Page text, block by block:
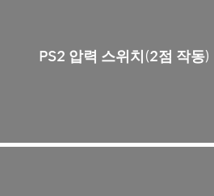
PS2 압력 스위치(2점 작동)